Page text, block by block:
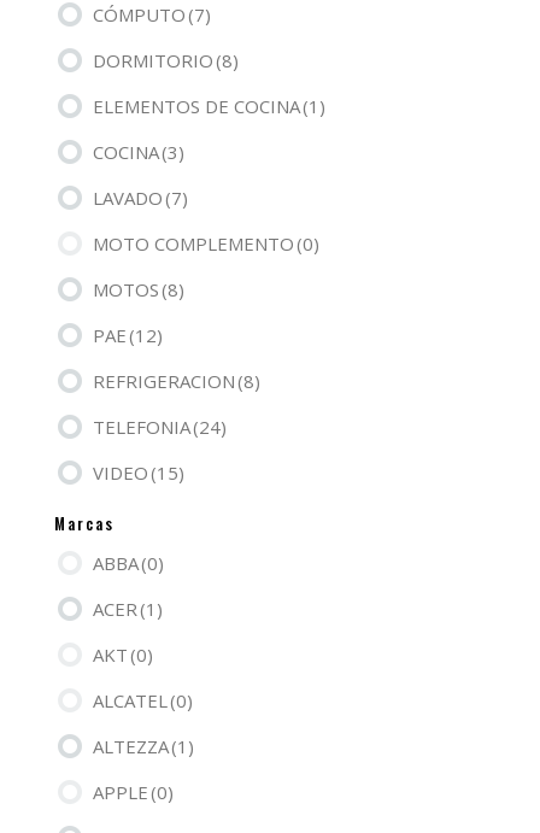
CÓMPUTO(7)
DORMITORIO(8)
ELEMENTOS DE COCINA(1)
COCINA(3)
LAVADO(7)
MOTO COMPLEMENTO(0)
MOTOS(8)
PAE(12)
REFRIGERACION(8)
TELEFONIA(24)
VIDEO(15)
Marcas
ABBA(0)
ACER(1)
AKT(0)
ALCATEL (0)
ALTEZZA(1)
APPLE(0)